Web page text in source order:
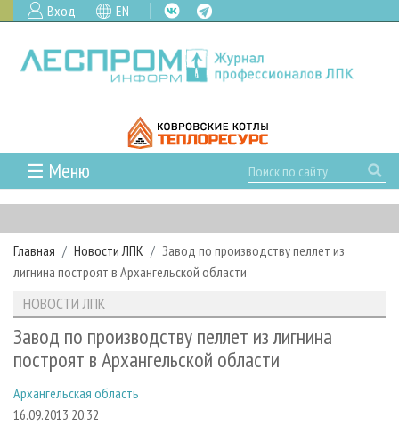
Вход EN
☰ Меню
ГЛАВНАЯ
РУБРИКИ И ТЕМЫ
РУБРИКИ ЖУРНАЛА
ЛЕСОЗАГОТОВКА
ЛЕСОПИЛЕНИЕ
СУШКА ДРЕВЕСИНЫ
НОВОСТИ
НОВОСТИ ЛПК
НОВОСТИ ЖУРНАЛА
ПРОЕКТЫ ЛПИ
АНАЛИТИКА
ПРЕДПРИЯТИЯ ЛПК
ПЕРСОНЫ
АРХИВ ЖУРНАЛОВ
О ЖУРНАЛЕ
ПОДПИСКА
КОНТАКТЫ
РЕКЛАМОДАТЕЛЯМ
РЕКЛАМА
Главная Новости ЛПК
Завод по производству пеллет из
лигнина построят в Архангельской области
НОВОСТИ ЛПК
Завод по производству пеллет из лигнина
построят в Архангельской области
Архангельская область
16.09.2013 20:32